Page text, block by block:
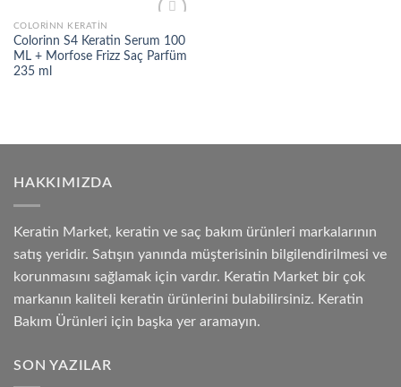
Add to
wishlist
COLORINN KERATIN
Colorinn S4 Keratin Serum 100
ML + Morfose Frizz Saç Parfüm
235 ml
HAKKIMIZDA
Keratin Market, keratin ve saç bakım ürünleri markalarının
satış yeridir. Satışın yanında müşterisinin bilgilendirilmesi ve
korunmasını sağlamak için vardır. Keratin Market bir çok
markanın kaliteli keratin ürünlerini bulabilirsiniz. Keratin
Bakım Ürünleri için başka yer aramayın.
SON YAZILAR